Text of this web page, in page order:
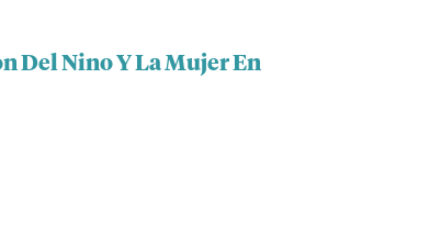
Del Nino Y La Mujer En